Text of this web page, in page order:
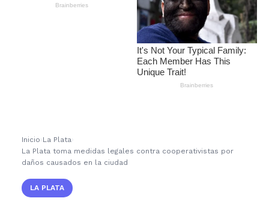
Inicio ›La Plata›
La Plata toma medidas legales contra cooperativistas por
daños causados en la ciudad
LA PLATA